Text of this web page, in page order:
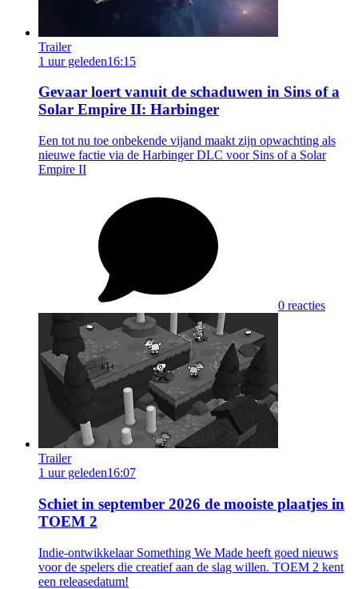
Trailer
1 uur geleden16:15
Gevaar loert vanuit de schaduwen in Sins of a
Solar Empire II: Harbinger
Een tot nu toe onbekende vijand maakt zijn opwachting als
nieuwe factie via de Harbinger DLC voor Sins of a Solar
Empire II
0 reacties
Trailer
1 uur geleden16:07
Schiet in september 2026 de mooiste plaatjes in
TOEM 2
Indie-ontwikkelaar Something We Made heeft goed nieuws
voor de spelers die creatief aan de slag willen. TOEM 2 kent
een releasedatum!